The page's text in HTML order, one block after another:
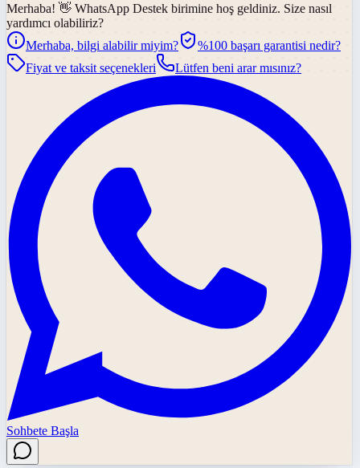
Merhaba! 👋 WhatsApp Destek birimine hoş geldiniz. Size nasıl
yardımcı olabiliriz?
Merhaba, bilgi alabilir miyim?
%100 başarı garantisi nedir?
Fiyat ve taksit seçenekleri
Lütfen beni arar mısınız?
Sohbete Başla